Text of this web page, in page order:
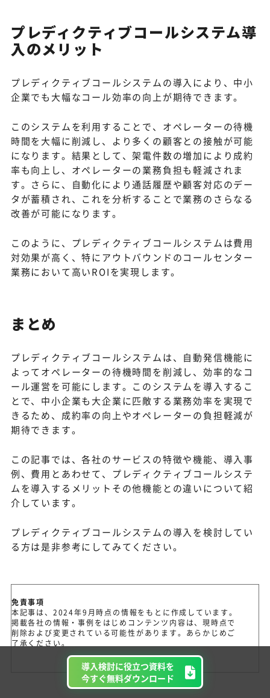
導入検討に役立つ資料を
今すぐ無料ダウンロード
プレディクティブコールシステム導
入のメリット
プレディクティブコールシステムの導入により、中小
企業でも大幅なコール効率の向上が期待できます。
このシステムを利用することで、オペレーターの待機
時間を大幅に削減し、より多くの顧客との接触が可能
になります。結果として、架電件数の増加により成約
率も向上し、オペレーターの業務負担も軽減されま
す。さらに、自動化により通話履歴や顧客対応のデー
タが蓄積され、これを分析することで業務のさらなる
改善が可能になります。
このように、プレディクティブコールシステムは費用
対効果が高く、特にアウトバウンドのコールセンター
業務において高いROIを実現します。
まとめ
プレディクティブコールシステムは、自動発信機能に
よってオペレーターの待機時間を削減し、効率的なコ
ール運営を可能にします。このシステムを導入するこ
とで、中小企業も大企業に匹敵する業務効率を実現で
きるため、成約率の向上やオペレーターの負担軽減が
期待できます。
この記事では、各社のサービスの特徴や機能、導入事
例、費用とあわせて、プレディクティブコールシステ
ムを導入するメリットその他機能との違いについて紹
介しています。
プレディクティブコールシステムの導入を検討してい
る方は是非参考にしてみてください。
免責事項
本記事は、2024年9月時点の情報をもとに作成しています。
掲載各社の情報・事例をはじめコンテンツ内容は、現時点で
削除および変更されている可能性があります。あらかじめご
了承ください。